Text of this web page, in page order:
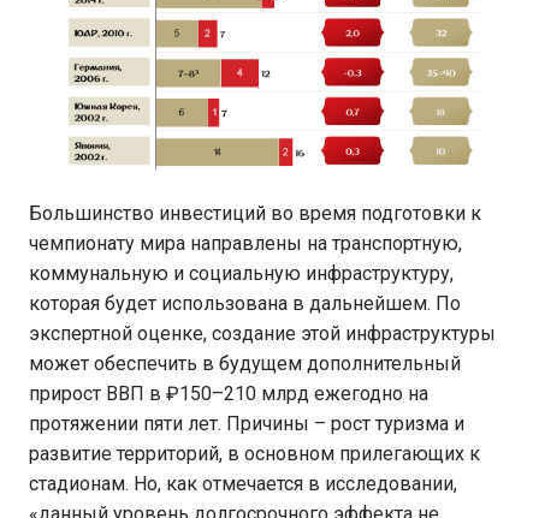
Большинство инвестиций во время подготовки к
чемпионату мира направлены на транспортную,
коммунальную и социальную инфраструктуру,
которая будет использована в дальнейшем. По
экспертной оценке, создание этой инфраструктуры
может обеспечить в будущем дополнительный
прирост ВВП в ₽150–210 млрд ежегодно на
протяжении пяти лет. Причины – рост туризма и
развитие территорий, в основном прилегающих к
стадионам. Но, как отмечается в исследовании,
«данный уровень долгосрочного эффекта не